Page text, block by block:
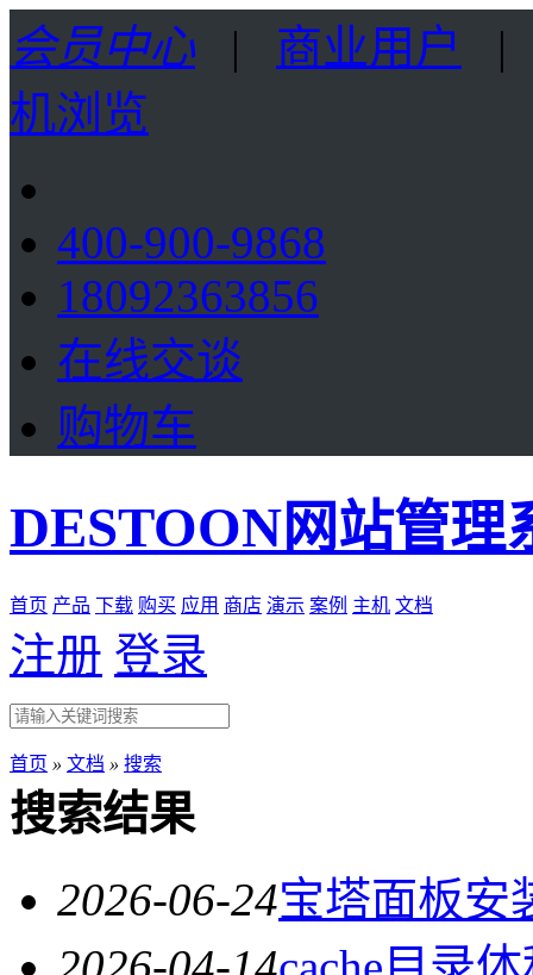
会员中心 | 商业用户
机浏览
400-900-9868
18092363856
在线交谈
购物车
DESTOON网站管理
首页 产品 下载 购买 应用 商店 演示 案例 主机 文档
注册 登录
首页 » 文档 » 搜索
搜索结果
2026-06-24宝塔面板安